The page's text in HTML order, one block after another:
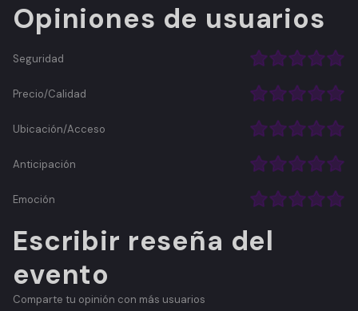
Opiniones de usuarios
Seguridad
Precio/Calidad
Ubicación/Acceso
Anticipación
Emoción
Escribir reseña del
evento
Comparte tu opinión con más usuarios